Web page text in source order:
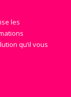
les
qu’il vous